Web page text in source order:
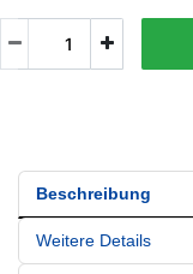
Beschreibung
Weitere Details